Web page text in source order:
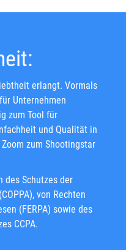
erlangt. Vormals
Unternehmen
zum Tool für
und Qualität in
zum Shootingstar
des Schutzes der
von Rechten
(FERPA) sowie des
CCPA.